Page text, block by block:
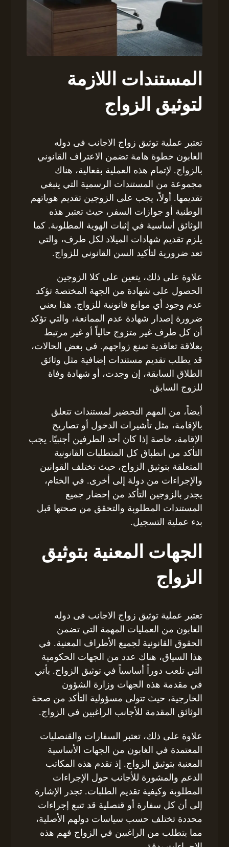
المستندات اللازمة
لتوثيق الزواج
تعتبر عملية توثيق زواج الاجانب فى دوله
الغابون خطوة هامة تضمن الاعتراف القانوني
بالزواج. لإتمام هذه العملية بفعالية، هناك
مجموعة من المستندات الرسمية التي ينبغي
تقديمها. أولاً، يجب على الزوجين تقديم هوياتهم
الوطنية أو جوازات السفر، حيث تعتبر هذه
الوثائق أساسية في إثبات الهوية المطلوبة. كما
يلزم تقديم شهادات الميلاد لكل طرف، والتي
تعد ضرورية لتأكيد السن القانوني للزواج.
علاوة على ذلك، يتعين على كلا الزوجين
الحصول على شهادة من الجهة المختصة تؤكد
عدم وجود أي موانع قانونية للزواج. هذا يعني
ضرورة إصدار شهادة عدم الممانعة، والتي تؤكد
أن كل طرف غير متزوج حالياً أو غير مرتبط
بعلاقة تعاقدية تمنع زواجهم. في بعض الحالات،
قد يطلب تقديم مستندات إضافية مثل وثائق
الطلاق السابقة، إن وجدت، أو شهادة وفاة
للزوج السابق.
أيضاً، من المهم التحضير لمستندات تتعلق
بالإقامة، مثل تأشيرات الدخول أو تصاريح
الإقامة، خاصة إذا كان أحد الطرفين أجنبيًا. يجب
التأكد من انطباق كل المتطلبات القانونية
المتعلقة بتوثيق الزواج، حيث تختلف القوانين
والإجراءات من دولة إلى أخرى. في الختام،
يجدر بالزوجين التأكد من إحضار جميع
المستندات المطلوبة والتحقق من صحتها قبل
بدء عملية التسجيل.
الجهات المعنية بتوثيق
الزواج
تعتبر عملية توثيق زواج الاجانب فى دوله
الغابون من العمليات المهمة التي تضمن
الحقوق القانونية لجميع الأطراف المعنية. في
هذا السياق، هناك عدد من الجهات الحكومية
التي تلعب دوراً أساسياً في توثيق الزواج. يأتي
في مقدمة هذه الجهات وزارة الشؤون
الخارجية، حيث تتولى مسؤولية التأكد من صحة
الوثائق المقدمة للأجانب الراغبين في الزواج.
علاوة على ذلك، تعتبر السفارات والقنصليات
المعتمدة في الغابون من الجهات الأساسية
المعنية بتوثيق الزواج. إذ تقدم هذه المكاتب
الدعم والمشورة للأجانب حول الإجراءات
المطلوبة وكيفية تقديم الطلبات. تجدر الإشارة
إلى أن كل سفارة أو قنصلية قد تتبع إجراءات
محددة تختلف حسب سياسات دولهم الأصلية،
مما يتطلب من الراغبين في الزواج فهم هذه